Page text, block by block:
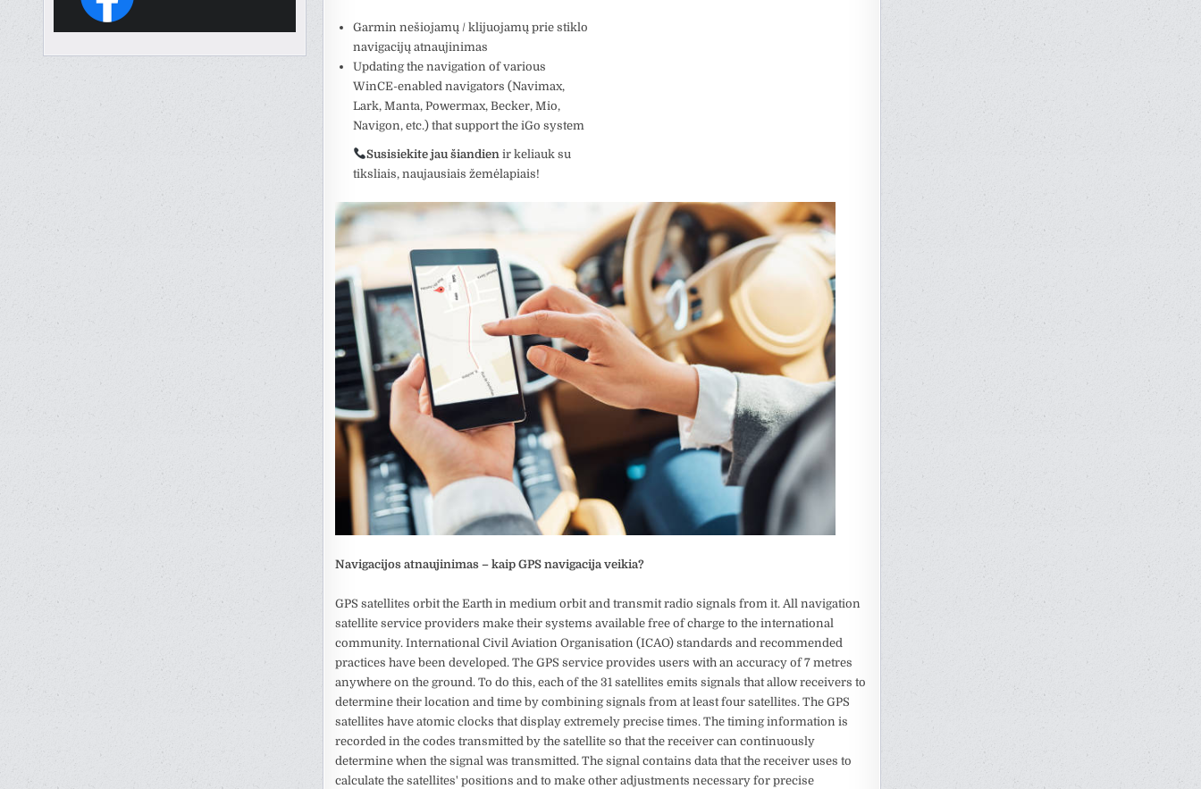
Garmin nešiojamų / klijuojamų prie stiklo
navigacijų atnaujinimas
Updating the navigation of various
WinCE-enabled navigators (Navimax,
Lark, Manta, Powermax, Becker, Mio,
Navigon, etc.) that support the iGo system
Susisiekite jau šiandien ir keliauk su
tiksliais, naujausiais žemėlapiais!
Navigacijos atnaujinimas – kaip GPS navigacija veikia?
GPS satellites orbit the Earth in medium orbit and transmit radio signals from it. All navigation
satellite service providers make their systems available free of charge to the international
community. International Civil Aviation Organisation (ICAO) standards and recommended
practices have been developed. The GPS service provides users with an accuracy of 7 metres
anywhere on the ground. To do this, each of the 31 satellites emits signals that allow receivers to
determine their location and time by combining signals from at least four satellites. The GPS
satellites have atomic clocks that display extremely precise times. The timing information is
recorded in the codes transmitted by the satellite so that the receiver can continuously
determine when the signal was transmitted. The signal contains data that the receiver uses to
calculate the satellites' positions and to make other adjustments necessary for precise